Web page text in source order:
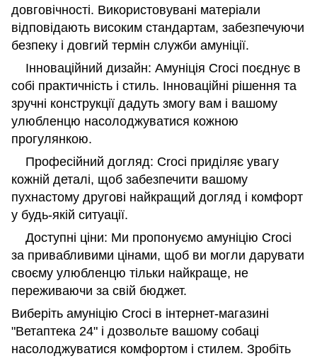
довговічності. Використовувані матеріали
відповідають високим стандартам, забезпечуючи
безпеку і довгий термін служби амуніції.
Інноваційний дизайн: Амуніція Croci поєднує в
собі практичність і стиль. Інноваційні рішення та
зручні конструкції дадуть змогу вам і вашому
улюбленцю насолоджуватися кожною
прогулянкою.
Професійний догляд: Croci приділяє увагу
кожній деталі, щоб забезпечити вашому
пухнастому другові найкращий догляд і комфорт
у будь-якій ситуації.
Доступні ціни: Ми пропонуємо амуніцію Croci
за привабливими цінами, щоб ви могли дарувати
своєму улюбленцю тільки найкраще, не
переживаючи за свій бюджет.
Виберіть амуніцію Croci в інтернет-магазині
"Ветаптека 24" і дозвольте вашому собаці
насолоджуватися комфортом і стилем. Зробіть